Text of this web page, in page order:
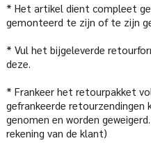
* Het artikel dient compleet
gemonteerd te zijn of te zijn
* Vul het bijgeleverde
deze.
* Frankeer het retourpakket
gefrankeerde retourzendingen
genomen en worden
rekening van de klant)